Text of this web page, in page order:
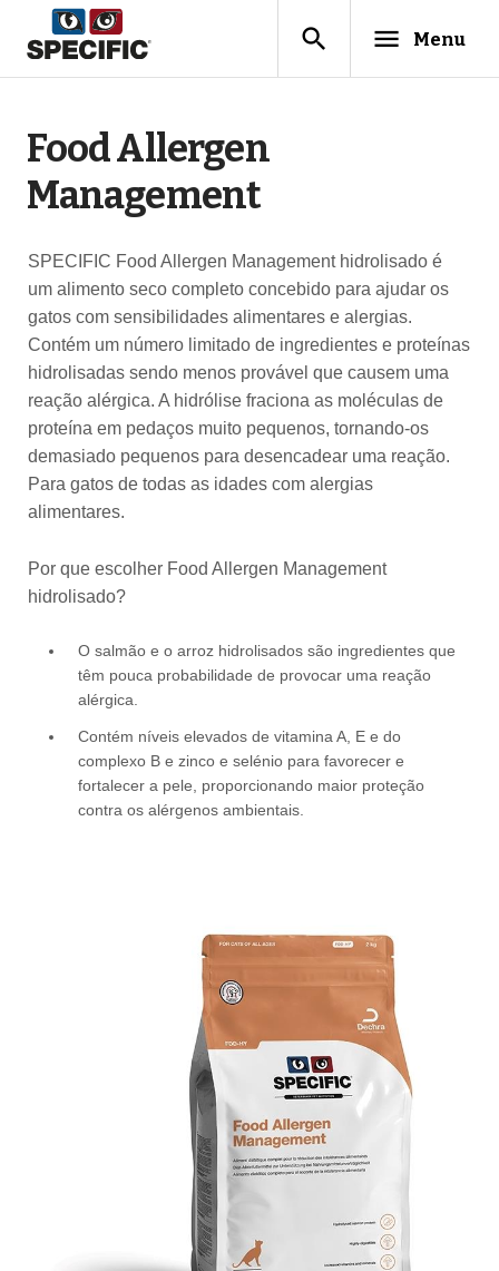
search menu Menu
Food Allergen
Management
SPECIFIC Food Allergen Management hidrolisado é
um alimento seco completo concebido para ajudar os
gatos com sensibilidades alimentares e alergias.
Contém um número limitado de ingredientes e proteínas
hidrolisadas sendo menos provável que causem uma
reação alérgica. A hidrólise fraciona as moléculas de
proteína em pedaços muito pequenos, tornando-os
demasiado pequenos para desencadear uma reação.
Para gatos de todas as idades com alergias
alimentares.
Por que escolher Food Allergen Management
hidrolisado?
O salmão e o arroz hidrolisados são ingredientes que
têm pouca probabilidade de provocar uma reação
alérgica.
Contém níveis elevados de vitamina A, E e do
complexo B e zinco e selénio para favorecer e
fortalecer a pele, proporcionando maior proteção
contra os alérgenos ambientais.